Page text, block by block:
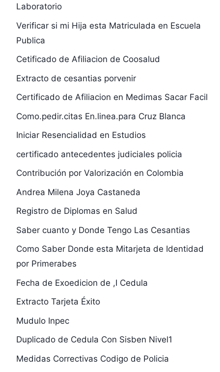
Laboratorio
Verificar si mi Hija esta Matriculada en Escuela
Publica
Cetificado de Afiliacion de Coosalud
Extracto de cesantias porvenir
Certificado de Afiliacion en Medimas Sacar Facil
Como.pedir.citas En.linea.para Cruz Blanca
Iniciar Resencialidad en Estudios
certificado antecedentes judiciales policia
Contribución por Valorización en Colombia
Andrea Milena Joya Castaneda
Registro de Diplomas en Salud
Saber cuanto y Donde Tengo Las Cesantias
Como Saber Donde esta Mitarjeta de Identidad
por Primerabes
Fecha de Exoedicion de ,I Cedula
Extracto Tarjeta Éxito
Mudulo Inpec
Duplicado de Cedula Con Sisben Nivel1
Medidas Correctivas Codigo de Policia